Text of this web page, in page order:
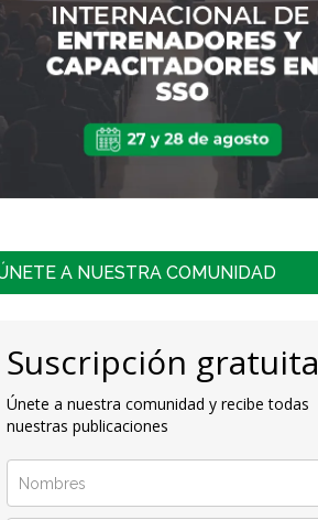
A NUESTRA COMUNIDAD
Suscripción gratuita
Únete a nuestra comunidad y recibe todas
nuestras publicaciones